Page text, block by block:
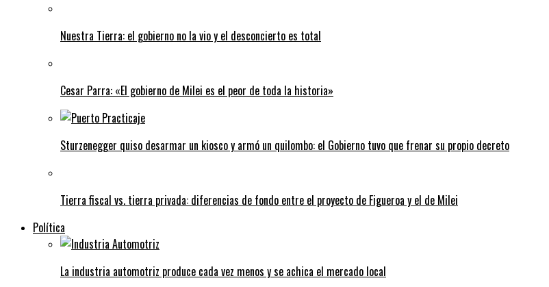
Nuestra Tierra: el gobierno no la vio y el desconcierto es total
Cesar Parra: «El gobierno de Milei es el peor de toda la historia»
Sturzenegger quiso desarmar un kiosco y armó un quilombo: el Gobierno tuvo que frenar su propio decreto
Tierra fiscal vs. tierra privada: diferencias de fondo entre el proyecto de Figueroa y el de Milei
Política
La industria automotriz produce cada vez menos y se achica el mercado local